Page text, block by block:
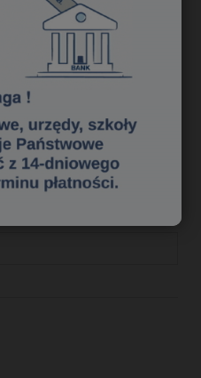
do koszyka
zapytaj o produkt
poleć znajomemu